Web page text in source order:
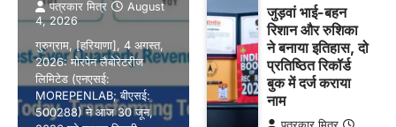
पत्रकार मित्र
August
4, 2026
गुरुग्राम, [हरियाणा], 4 अगस्त,
2026: मोरपेन लैबोरेटरीज
लिमिटेड (एनएसई:
MOREPENLAB; बीएसई:
500288) ने आज 30 जून,
जुड़वां भाई-बहन
रिशान और रुशिका
ने बनाया इतिहास, दो
प्रतिष्ठित रिकॉर्ड
बुक में दर्ज कराया
नाम